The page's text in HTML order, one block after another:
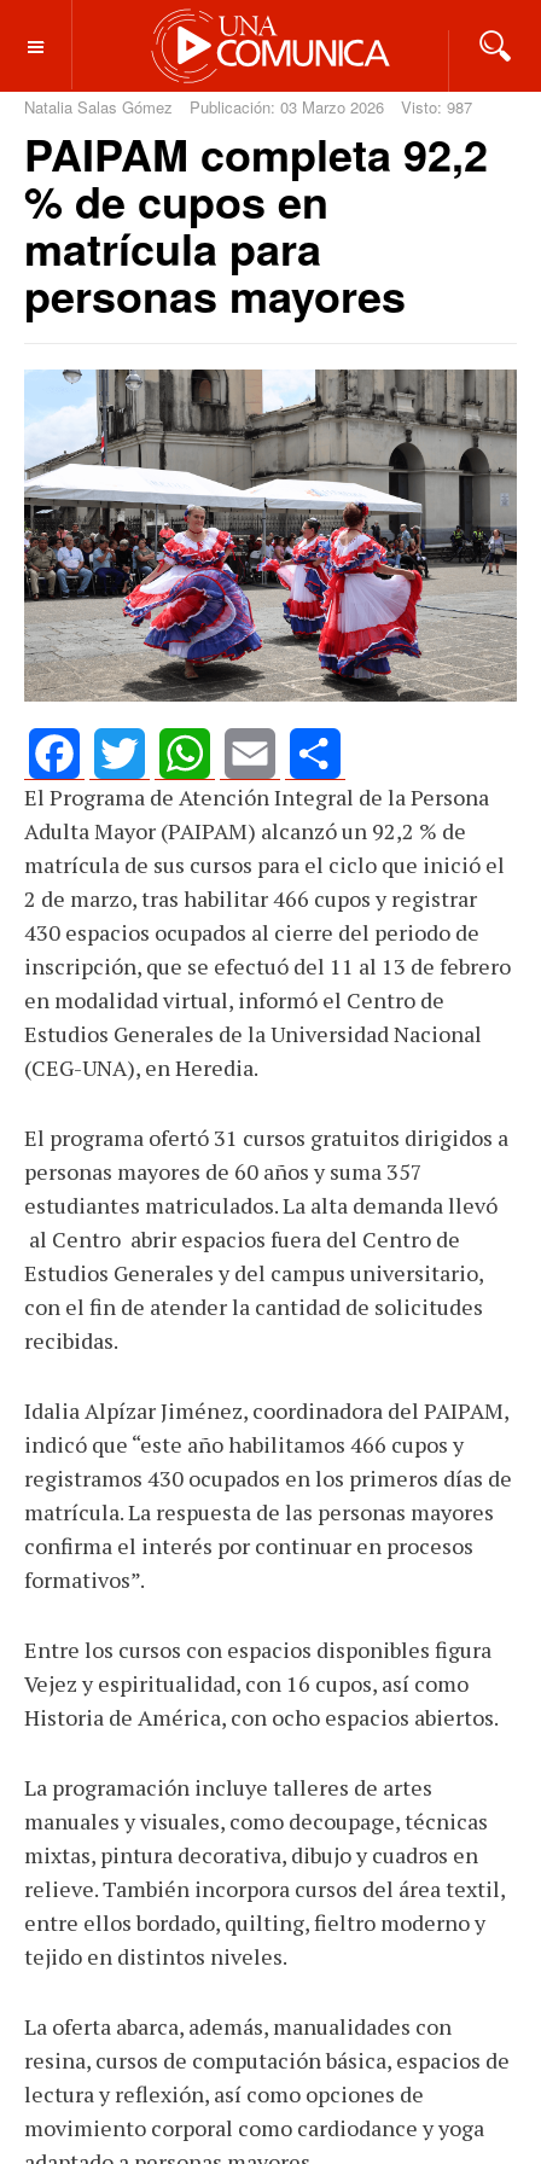
OFF CANVAS
Natalia Salas Gómez Publicación: 03 Marzo 2026 Visto: 987
PAIPAM completa 92,2
% de cupos en
matrícula para
personas mayores
FacebookTwitterWhatsApp
Email Share
El Programa de Atención Integral de la Persona
Adulta Mayor (PAIPAM) alcanzó un 92,2 % de
matrícula de sus cursos para el ciclo que inició el
2 de marzo, tras habilitar 466 cupos y registrar
430 espacios ocupados al cierre del periodo de
inscripción, que se efectuó del 11 al 13 de febrero
en modalidad virtual, informó el Centro de
Estudios Generales de la Universidad Nacional
(CEG-UNA), en Heredia.
El programa ofertó 31 cursos gratuitos dirigidos a
personas mayores de 60 años y suma 357
estudiantes matriculados. La alta demanda llevó
al Centro abrir espacios fuera del Centro de
Estudios Generales y del campus universitario,
con el fin de atender la cantidad de solicitudes
recibidas.
Idalia Alpízar Jiménez, coordinadora del PAIPAM,
indicó que “este año habilitamos 466 cupos y
registramos 430 ocupados en los primeros días de
matrícula. La respuesta de las personas mayores
confirma el interés por continuar en procesos
formativos”.
Entre los cursos con espacios disponibles figura
Vejez y espiritualidad, con 16 cupos, así como
Historia de América, con ocho espacios abiertos.
La programación incluye talleres de artes
manuales y visuales, como decoupage, técnicas
mixtas, pintura decorativa, dibujo y cuadros en
relieve. También incorpora cursos del área textil,
entre ellos bordado, quilting, fieltro moderno y
tejido en distintos niveles.
La oferta abarca, además, manualidades con
resina, cursos de computación básica, espacios de
lectura y reflexión, así como opciones de
movimiento corporal como cardiodance y yoga